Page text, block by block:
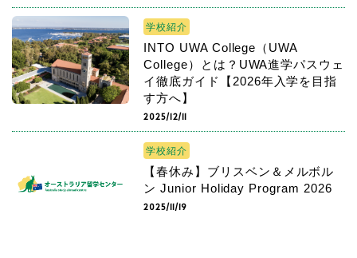
学校紹介
INTO UWA College（UWA
College）とは？UWA進学パスウェ
イ徹底ガイド【2026年入学を目指
す方へ】
2025/12/11
学校紹介
【春休み】ブリスベン＆メルボル
ン Junior Holiday Program 2026
2025/11/19